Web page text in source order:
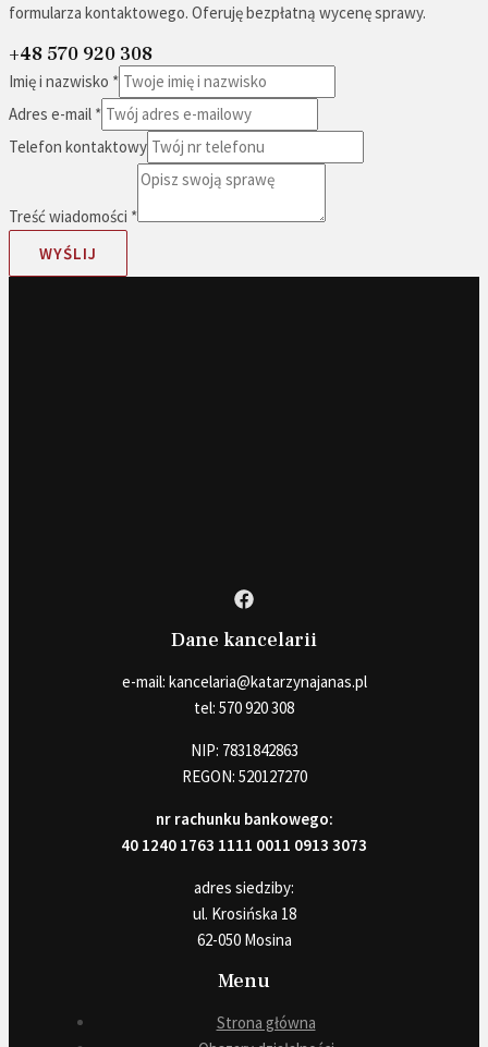
formularza kontaktowego. Oferuję bezpłatną wycenę sprawy.
+48 570 920 308
Imię i nazwisko *
Adres e-mail *
Telefon kontaktowy
Treść wiadomości *
WYŚLIJ
Dane kancelarii
e-mail: kancelaria@katarzynajanas.pl
tel: 570 920 308
NIP: 7831842863
REGON: 520127270
nr rachunku bankowego:
40 1240 1763 1111 0011 0913 3073
adres siedziby:
ul. Krosińska 18
62-050 Mosina
Menu
Strona główna